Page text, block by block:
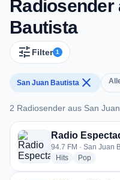
Radiosender
Bautista
tune Filter 1
San Juan Bautista close
2 Radiosender aus San
2 Radiosender aus San
Radio
94.7 FM · San Juan
Hitsradio stations
Popradio